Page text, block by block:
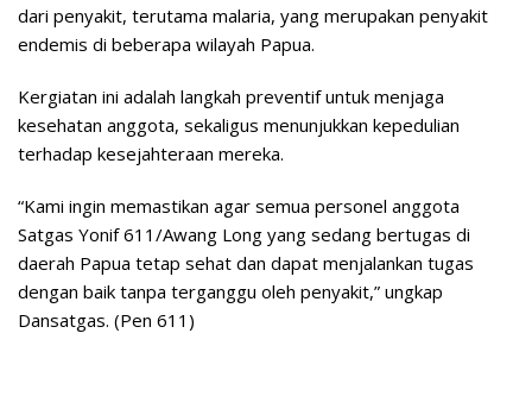
dari penyakit, terutama malaria, yang merupakan penyakit
endemis di beberapa wilayah Papua.
Kergiatan ini adalah langkah preventif untuk menjaga
kesehatan anggota, sekaligus menunjukkan kepedulian
terhadap kesejahteraan mereka.
“Kami ingin memastikan agar semua personel anggota
Satgas Yonif 611/Awang Long yang sedang bertugas di
daerah Papua tetap sehat dan dapat menjalankan tugas
dengan baik tanpa terganggu oleh penyakit,” ungkap
Dansatgas. (Pen 611)